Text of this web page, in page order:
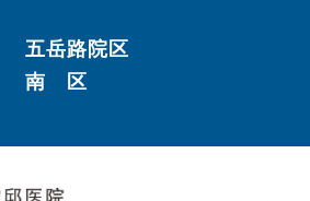
五岳路院区
南 区